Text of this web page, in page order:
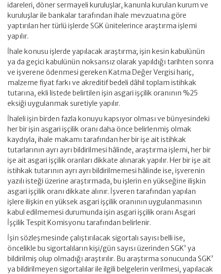
idareleri, döner sermayeli kuruluşlar, kanunla kurulan kurum ve
kuruluşlar ile bankalar tarafından ihale mevzuatına göre
yaptırılan her türlü işlerde SGK ünitelerince araştırma işlemi
yapılır.
İhale konusu işlerde yapılacak araştırma; işin kesin kabulünün
ya da geçici kabulünün noksansız olarak yapıldığı tarihten sonra
ve işverene ödenmesi gereken Katma Değer Vergisi hariç,
malzeme fiyat farkı ve akreditif bedeli dâhil toplam istihkak
tutarına, ekli listede belirtilen işin asgari işçilik oranının %25
eksiği uygulanmak suretiyle yapılır.
İhaleli işin birden fazla konuyu kapsıyor olması ve bünyesindeki
her bir işin asgari işçilik oranı daha önce belirlenmiş olmak
kaydıyla, ihale makamı tarafından her bir işe ait istihkak
tutarlarının ayrı ayrı bildirilmesi hâlinde, araştırma işlemi, her bir
işe ait asgari işçilik oranları dikkate alınarak yapılır. Her bir işe ait
istihkak tutarının ayrı ayrı bildirilmemesi hâlinde ise, işverenin
yazılı isteği üzerine araştırmada, bu işlerin en yükseğine ilişkin
asgari işçilik oranı dikkate alınır. İşveren tarafından yapılan
işlere ilişkin en yüksek asgari işçilik oranının uygulanmasının
kabul edilmemesi durumunda işin asgari işçilik oranı Asgari
İşçilik Tespit Komisyonu tarafından belirlenir.
İşin sözleşmesinde çalıştırılacak sigortalı sayısı belli ise,
öncelikle bu sigortalıların kişi/gün sayısı üzerinden SGK’ ya
bildirilmiş olup olmadığı araştırılır. Bu araştırma sonucunda SGK’
ya bildirilmeyen sigortalılar ile ilgili belgelerin verilmesi, yapılacak